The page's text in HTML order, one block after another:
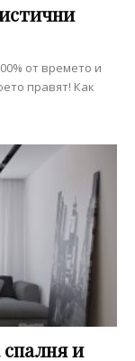
от времето и
правят! Как
и